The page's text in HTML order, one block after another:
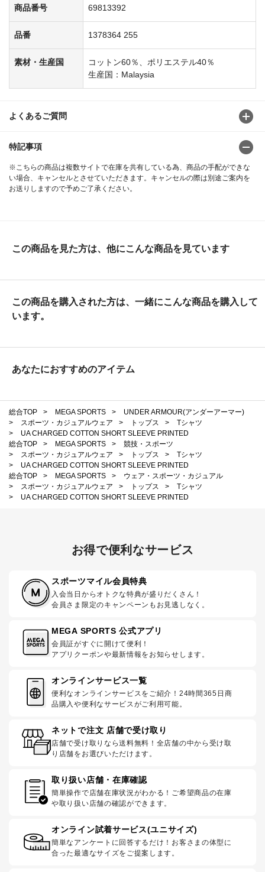
商品番号 69813392
品番 1378364 255
素材・生産国
コットン60％、ポリエステル40％
生産国：Malaysia
よくあるご質問
特記事項
※こちらの商品は複数サイトで在庫を共有している為、商品の手配ができな
い場合、キャンセルとさせていただきます。キャンセルの際は別途ご案内を
お送りしますので予めご了承ください。
この商品を見た方は、他にこんな商品を見ています
この商品を購入された方は、一緒にこんな商品を購入して
います。
あなたにおすすめのアイテム
総合TOP > MEGA SPORTS >
UNDER ARMOUR(アンダーアーマー)
>
スポーツ・カジュアルウェア > トップス >
Tシャツ
>
UA CHARGED COTTON SHORT SLEEVE PRINTED
総合TOP
> MEGA SPORTS >
競技・スポーツ
>
スポーツ・カジュアルウェア > トップス >
Tシャツ
>
UA CHARGED COTTON SHORT SLEEVE PRINTED
総合TOP
> MEGA SPORTS >
ウェア・スポーツ・カジュアル
>
スポーツ・カジュアルウェア > トップス >
Tシャツ
>
UA CHARGED COTTON SHORT SLEEVE PRINTED
お得で便利なサービス
スポーツマイル会員特典
入会当日からオトクな特典が盛りだくさん！
会員さま限定のキャンペーンもお見逃しなく。
MEGA SPORTS 公式アプリ
会員証がすぐに開けて便利！
アプリクーポンや最新情報をお知らせします。
オンラインサービス一覧
便利なオンラインサービスをご紹介！24時間365日商
品購入や便利なサービスがご利用可能。
ネットで注文 店舗で受け取り
店舗で受け取りなら送料無料！全店舗の中から受け取
り店舗をお選びいただけます。
取り扱い店舗・在庫確認
簡単操作で店舗在庫状況がわかる！ご希望商品の在庫
や取り扱い店舗の確認ができます。
オンライン試着サービス(ユニサイズ)
簡単なアンケートに回答するだけ！お客さまの体型に
合った最適なサイズをご提案します。